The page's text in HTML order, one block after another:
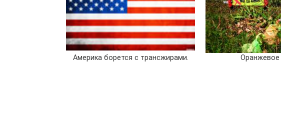
Америка борется с трансжирами. Оранжевое